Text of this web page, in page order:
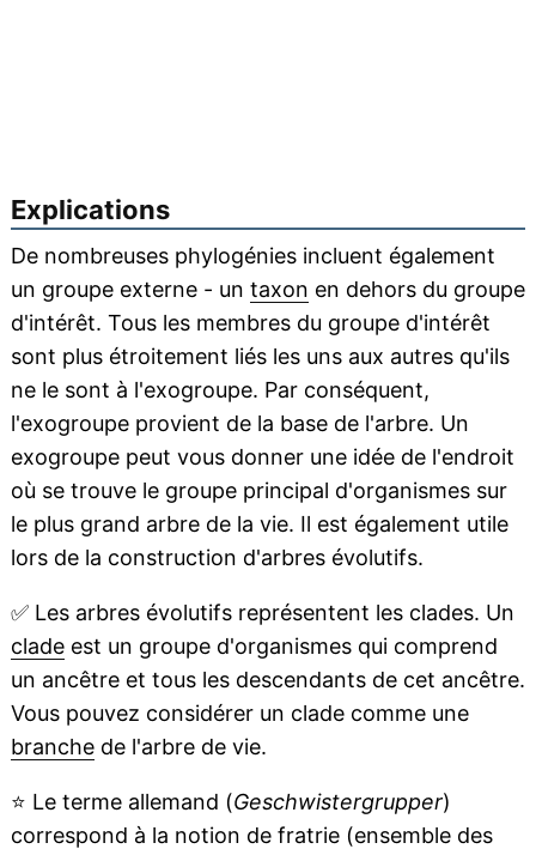
Explications
De nombreuses phylogénies incluent également
un groupe externe - un taxon en dehors du groupe
d'intérêt. Tous les membres du groupe d'intérêt
sont plus étroitement liés les uns aux autres qu'ils
ne le sont à l'exogroupe. Par conséquent,
l'exogroupe provient de la base de l'arbre. Un
exogroupe peut vous donner une idée de l'endroit
où se trouve le groupe principal d'organismes sur
le plus grand arbre de la vie. Il est également utile
lors de la construction d'arbres évolutifs.
✅Les arbres évolutifs représentent les clades. Un
cladeest un groupe d'organismes qui comprend
un ancêtre et tous les descendants de cet ancêtre.
Vous pouvez considérer un clade comme une
branchede l'arbre de vie.
⭐ Le terme allemand (Geschwistergrupper)
correspond à la notion de fratrie (ensemble des